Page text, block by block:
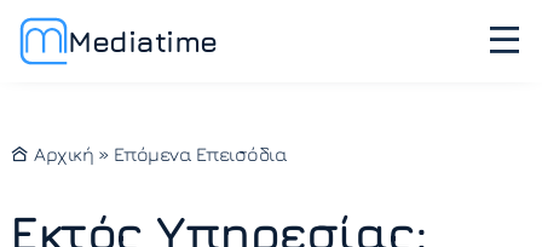
Mediatime
Αρχική » Επόμενα Επεισόδια
Εκτός Υπηρεσίας: